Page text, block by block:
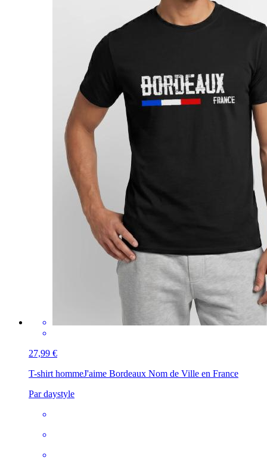
27,99 €
T-shirt hommeJ'aime Bordeaux Nom de Ville en France
Par daystyle